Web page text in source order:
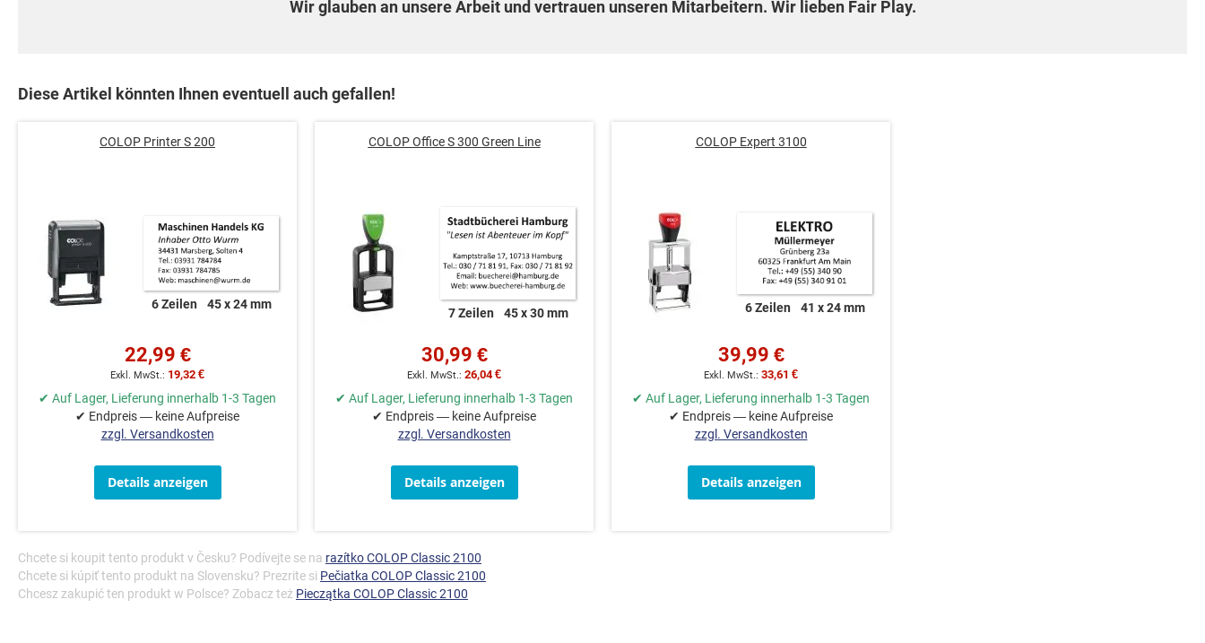
Wir glauben an unsere Arbeit und vertrauen unseren Mitarbeitern. Wir lieben Fair Play.
Diese Artikel könnten Ihnen eventuell auch gefallen!
COLOP Printer S 200
6 Zeilen 45 x 24 mm
22,99 €
19,32 €
✔ Auf Lager, Lieferung innerhalb 1-3 Tagen
✔ Endpreis — keine Aufpreise
zzgl. Versandkosten
Details anzeigen
COLOP Office S 300 Green Line
7 Zeilen 45 x 30 mm
30,99 €
26,04 €
✔ Auf Lager, Lieferung innerhalb 1-3 Tagen
✔ Endpreis — keine Aufpreise
zzgl. Versandkosten
Details anzeigen
COLOP Expert 3100
6 Zeilen 41 x 24 mm
39,99 €
33,61 €
✔ Auf Lager, Lieferung innerhalb 1-3 Tagen
✔ Endpreis — keine Aufpreise
zzgl. Versandkosten
Details anzeigen
Chcete si koupit tento produkt v Česku? Podívejte se na razítko COLOP Classic 2100
Chcete si kúpiť tento produkt na Slovensku? Prezrite si Pečiatka COLOP Classic 2100
Chcesz zakupić ten produkt w Polsce? Zobacz też Pieczątka COLOP Classic 2100